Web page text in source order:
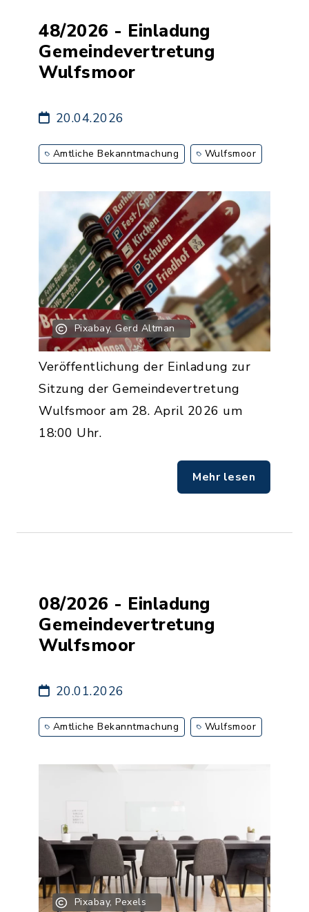
48/2026 - Einladung
Gemeindevertretung
Wulfsmoor
20.04.2026
Amtliche Bekanntmachung Wulfsmoor
Pixabay, Gerd Altman
Veröffentlichung der Einladung zur
Sitzung der Gemeindevertretung
Wulfsmoor am 28. April 2026 um
18:00 Uhr.
Mehr lesen
08/2026 - Einladung
Gemeindevertretung
Wulfsmoor
20.01.2026
Amtliche Bekanntmachung Wulfsmoor
Pixabay, Pexels